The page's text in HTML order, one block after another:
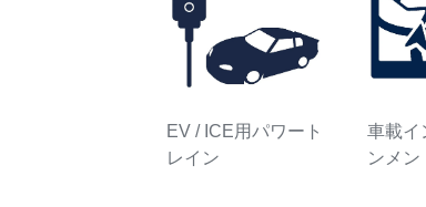
EV / ICE用パワート
レイン
車載イ
ンメン